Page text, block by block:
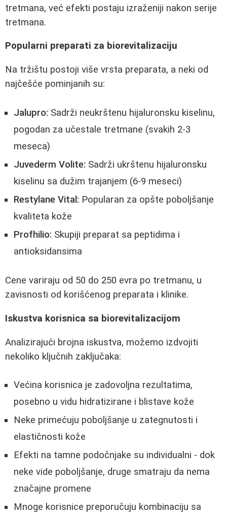
tretmana, već efekti postaju izraženiji nakon serije
tretmana.
Popularni preparati za biorevitalizaciju
Na tržištu postoji više vrsta preparata, a neki od
najčešće pominjanih su:
Jalupro: Sadrži neukrštenu hijaluronsku kiselinu,
pogodan za učestale tretmane (svakih 2-3
meseca)
Juvederm Volite: Sadrži ukrštenu hijaluronsku
kiselinu sa dužim trajanjem (6-9 meseci)
Restylane Vital: Popularan za opšte poboljšanje
kvaliteta kože
Profhilio: Skupiji preparat sa peptidima i
antioksidansima
Cene variraju od 50 do 250 evra po tretmanu, u
zavisnosti od korišćenog preparata i klinike.
Iskustva korisnica sa biorevitalizacijom
Analizirajući brojna iskustva, možemo izdvojiti
nekoliko ključnih zaključaka:
Većina korisnica je zadovoljna rezultatima,
posebno u vidu hidratizirane i blistave kože
Neke primećuju poboljšanje u zategnutosti i
elastičnosti kože
Efekti na tamne podočnjake su individualni - dok
neke vide poboljšanje, druge smatraju da nema
značajne promene
Mnoge korisnice preporučuju kombinaciju sa